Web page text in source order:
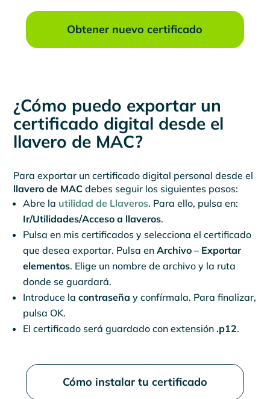
Obtener nuevo certificado
¿Cómo puedo exportar un
certificado digital desde el
llavero de MAC?
Para exportar un certificado digital personal desde el
llavero de MAC debes seguir los siguientes pasos:
Abre la utilidad de Llaveros. Para ello, pulsa en:
Ir/Utilidades/Acceso a llaveros.
Pulsa en mis certificados y selecciona el certificado
que desea exportar. Pulsa enArchivo – Exportar
elementos. Elige un nombre de archivo y la ruta
donde se guardará.
Introduce lacontraseña y confírmala. Para finalizar,
pulsa OK.
El certificado será guardado con extensión.p12.
Cómo instalar tu certificado